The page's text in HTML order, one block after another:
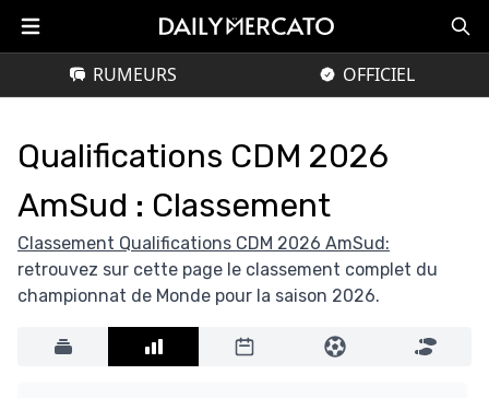
RUMEURS OFFICIEL
Qualifications CDM 2026
AmSud : Classement
Classement Qualifications CDM 2026 AmSud:
retrouvez sur cette page le classement complet du
championnat de Monde pour la saison 2026.